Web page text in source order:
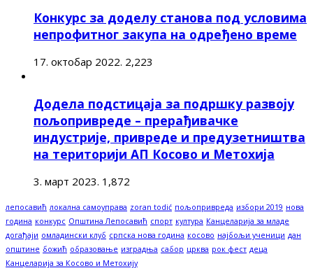
Конкурс за доделу станова под условима
непрофитног закупа на одређено време
17. октобар 2022. 2,223
Додела подстицаја за подршку развоју
пољопривреде – прерађивачке
индустрије, привреде и предузетништва
на територији АП Косово и Метохија
3. март 2023. 1,872
лепосавић локална самоуправа zoran todić пољопривреда избори 2019 нова
година конкурс Општина Лепосавић спорт култура Канцеларија за младе
догађаји омладински клуб српска нова година косово најбољи ученици дан
општине божић образовање изградња сабор црква рок фест деца
Канцеларија за Косово и Метохију